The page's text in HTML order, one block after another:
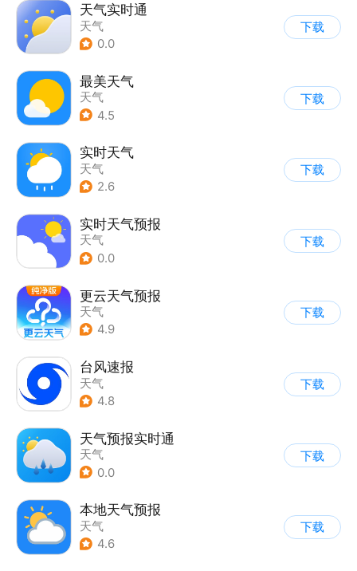
天气实时通
天气
0.0
下载
最美天气
天气
4.5
下载
实时天气
天气
2.6
下载
实时天气预报
天气
0.0
下载
更云天气预报
天气
4.9
下载
台风速报
天气
4.8
下载
天气预报实时通
天气
0.0
下载
本地天气预报
天气
4.6
下载